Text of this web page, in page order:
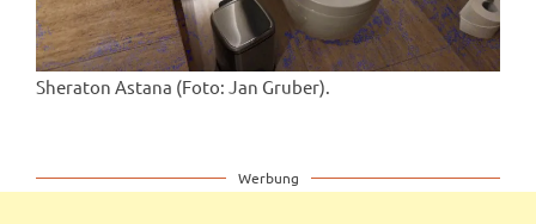
Sheraton Astana (Foto: Jan Gruber).
Werbung